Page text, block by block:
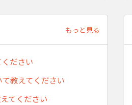
もっと見る
ださい
教えてください
てください